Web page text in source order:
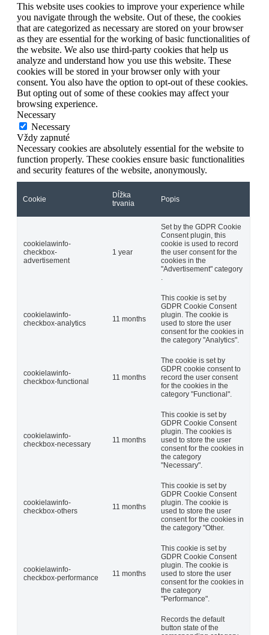
This website uses cookies to improve your experience while
you navigate through the website. Out of these, the cookies
that are categorized as necessary are stored on your browser
as they are essential for the working of basic functionalities of
the website. We also use third-party cookies that help us
analyze and understand how you use this website. These
cookies will be stored in your browser only with your
consent. You also have the option to opt-out of these cookies.
But opting out of some of these cookies may affect your
browsing experience.
Necessary
Necessary
Vždy zapnuté
Necessary cookies are absolutely essential for the website to
function properly. These cookies ensure basic functionalities
and security features of the website, anonymously.
Cookie
Dĺžka
trvania
Popis
cookielawinfo-
checkbox-
advertisement
1 year
Set by the GDPR Cookie
Consent plugin, this
cookie is used to record
the user consent for the
cookies in the
"Advertisement" category
.
cookielawinfo-
checkbox-analytics
11 months
This cookie is set by
GDPR Cookie Consent
plugin. The cookie is
used to store the user
consent for the cookies in
the category "Analytics".
cookielawinfo-
checkbox-functional
11 months
The cookie is set by
GDPR cookie consent to
record the user consent
for the cookies in the
category "Functional".
cookielawinfo-
checkbox-necessary
11 months
This cookie is set by
GDPR Cookie Consent
plugin. The cookies is
used to store the user
consent for the cookies in
the category
"Necessary".
cookielawinfo-
checkbox-others
11 months
This cookie is set by
GDPR Cookie Consent
plugin. The cookie is
used to store the user
consent for the cookies in
the category "Other.
cookielawinfo-
checkbox-performance
11 months
This cookie is set by
GDPR Cookie Consent
plugin. The cookie is
used to store the user
consent for the cookies in
the category
"Performance".
Records the default
button state of the